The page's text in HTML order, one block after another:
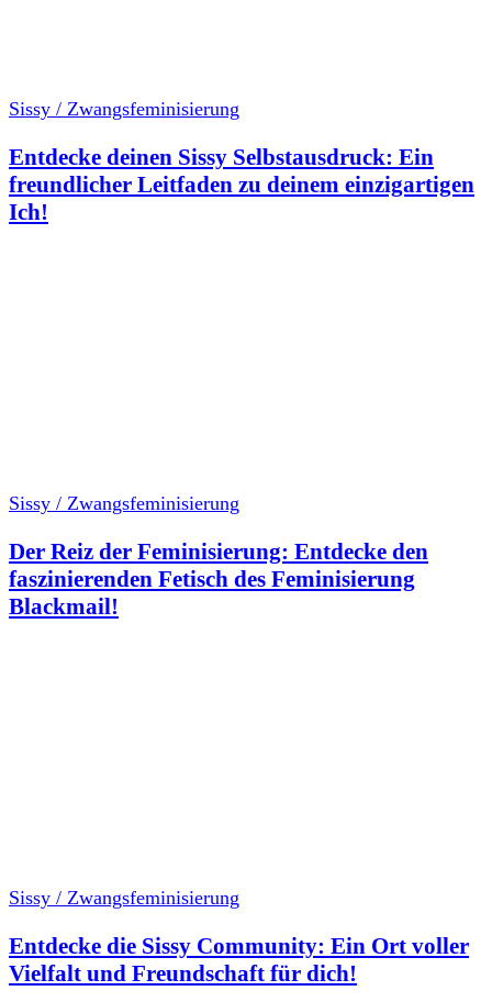
Sissy / Zwangsfeminisierung
Entdecke deinen Sissy Selbstausdruck: Ein
freundlicher Leitfaden zu deinem einzigartigen
Ich!
Sissy / Zwangsfeminisierung
Der Reiz der Feminisierung: Entdecke den
faszinierenden Fetisch des Feminisierung
Blackmail!
Sissy / Zwangsfeminisierung
Entdecke die Sissy Community: Ein Ort voller
Vielfalt und Freundschaft für dich!